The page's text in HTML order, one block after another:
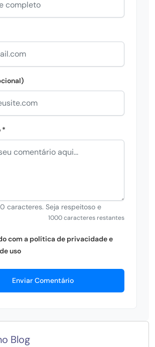
*
caracteres. Seja respeitoso e
1000 caracteres restantes
com a política de privacidade e
uso
Enviar Comentário
Blog